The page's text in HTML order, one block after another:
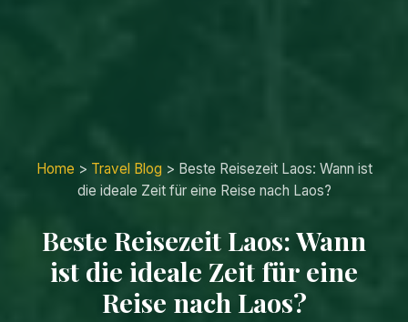
Home > Travel Blog> Beste Reisezeit Laos: Wann ist
die ideale Zeit für eine Reise nach Laos?
Beste Reisezeit Laos: Wann
ist die ideale Zeit für eine
Reise nach Laos?